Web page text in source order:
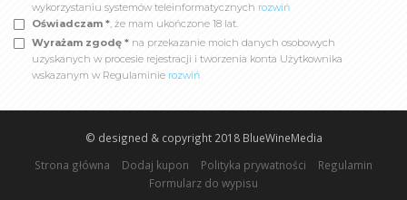
wykorzystaniu systemów teleinformatycznych rozwiń
Oświadczam *, że mam ukończone 18 lat.
Wyrażam zgodę * na przekazanie moich danych osobowych
uzyskanych w procesie rejestracji i tworzenia konta Użytkownika
wskazanym w Regulaminie rozwiń
© designed & copyright 2018 BlueWineMedia
Strona główna
Dodaj kupon Polityka prywatności
Regulamin
Formularz do wypisu